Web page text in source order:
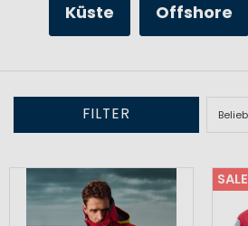
Küste Offshore
FILTER
SALE